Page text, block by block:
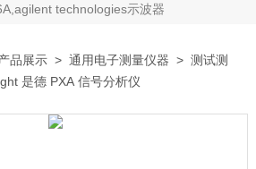
technologies示波器
品展示 >通用电子测量仪器 >测试测
是德 PXA 信号分析仪